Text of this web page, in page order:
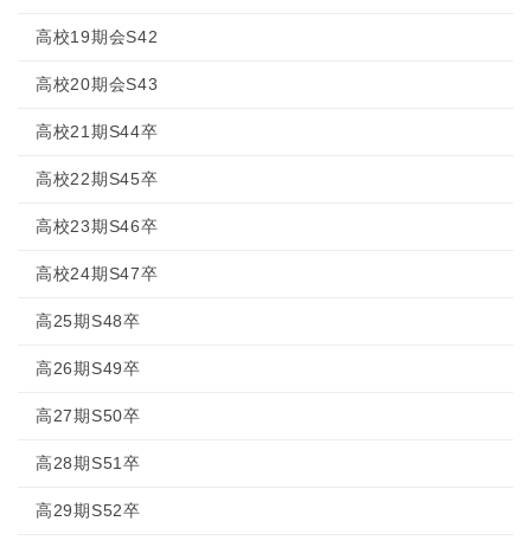
高校19期会S42
高校20期会S43
高校21期S44卒
高校22期S45卒
高校23期S46卒
高校24期S47卒
高25期S48卒
高26期S49卒
高27期S50卒
高28期S51卒
高29期S52卒